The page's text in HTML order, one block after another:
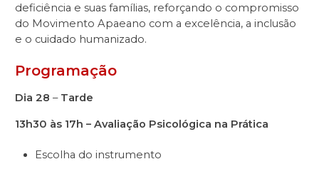
deficiência e suas famílias, reforçando o compromisso
do Movimento Apaeano com a excelência, a inclusão
e o cuidado humanizado.
Programação
Dia 28 – Tarde
13h30 às 17h – Avaliação Psicológica na Prática
Escolha do instrumento